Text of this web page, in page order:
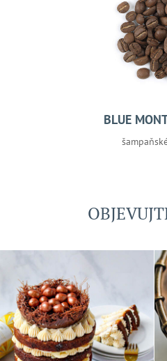
BLUE